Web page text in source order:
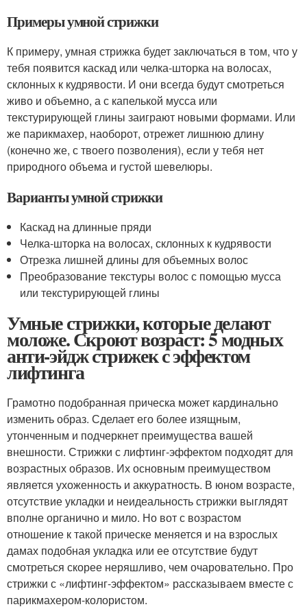
Примеры умной стрижки
К примеру, умная стрижка будет заключаться в том, что у
тебя появится каскад или челка-шторка на волосах,
склонных к кудрявости. И они всегда будут смотреться
живо и объемно, а с капелькой мусса или
текстурирующей глины заиграют новыми формами. Или
же парикмахер, наоборот, отрежет лишнюю длину
(конечно же, с твоего позволения), если у тебя нет
природного объема и густой шевелюры.
Варианты умной стрижки
Каскад на длинные пряди
Челка-шторка на волосах, склонных к кудрявости
Отрезка лишней длины для объемных волос
Преобразование текстуры волос с помощью мусса
или текстурирующей глины
Умные стрижки, которые делают
моложе. Скроют возраст: 5 модных
анти-эйдж стрижек с эффектом
лифтинга
Грамотно подобранная прическа может кардинально
изменить образ. Сделает его более изящным,
утонченным и подчеркнет преимущества вашей
внешности. Стрижки с лифтинг-эффектом подходят для
возрастных образов. Их основным преимуществом
является ухоженность и аккуратность. В юном возрасте,
отсутствие укладки и неидеальность стрижки выглядят
вполне органично и мило. Но вот с возрастом
отношение к такой прическе меняется и на взрослых
дамах подобная укладка или ее отсутствие будут
смотреться скорее неряшливо, чем очаровательно. Про
стрижки с «лифтинг-эффектом» рассказываем вместе с
парикмахером-колористом.